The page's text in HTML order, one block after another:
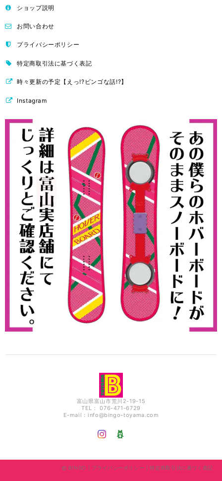
ショップ説明
お問い合わせ
プライバシーポリシー
特定商取引法に基づく表記
時々更新の予定【えっ!?ビンゴな話!?】
Instagram
富山県富山市荒川2-19-15
TEL： 076-471-6729
E-mail： info@bingo-toyama.com
BINGO | プライバシーポリシー |特定商取引法に基づく表記